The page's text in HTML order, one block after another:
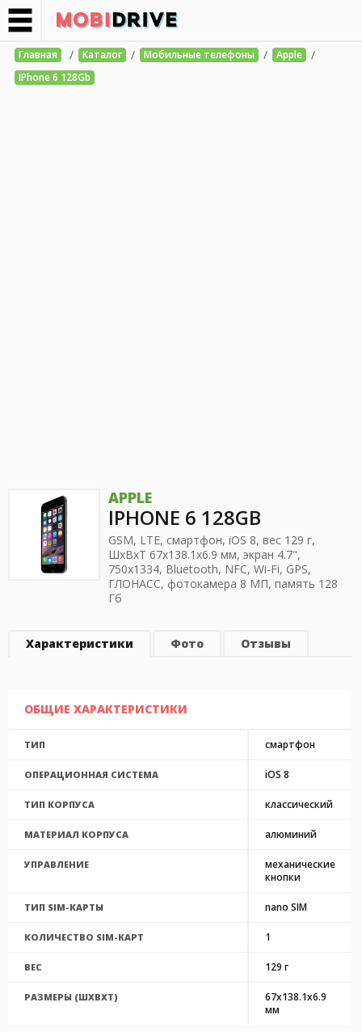
Главная / Каталог / Мобильные телефоны / Apple /
IPhone 6 128Gb
APPLE
IPHONE 6 128GB
GSM, LTE, смартфон, iOS 8, вес 129 г,
ШхВхТ 67x138.1x6.9 мм, экран 4.7",
750x1334, Bluetooth, NFC, Wi-Fi, GPS,
ГЛОНАСС, фотокамера 8 МП, память 128
Гб
Характеристики Фото Отзывы
ОБЩИЕ ХАРАКТЕРИСТИКИ
ТИП смартфон
ОПЕРАЦИОННАЯ СИСТЕМА iOS 8
ТИП КОРПУСА классический
МАТЕРИАЛ КОРПУСА алюминий
УПРАВЛЕНИЕ
механические
кнопки
ТИП SIM-КАРТЫ nano SIM
КОЛИЧЕСТВО SIM-КАРТ 1
ВЕС 129 г
РАЗМЕРЫ (ШXВXТ)
67x138.1x6.9
мм